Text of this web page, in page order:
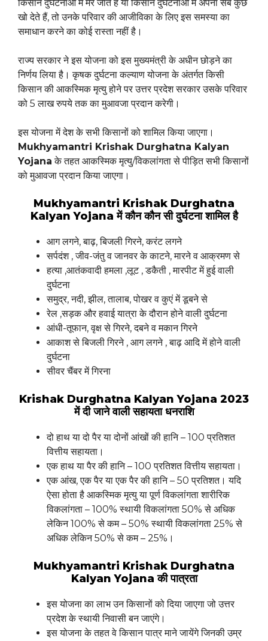
किसान दुर्घटनाओं में मर जाते हैं या किसान दुर्घटनाओं में अपना सब कुछ
खो देते हैं, तो उनके परिवार की आजीविका के लिए इस समस्या का
समाधान करने का कोई रास्ता नहीं है।
राज्य सरकार ने इस योजना को इस मुख्यमंत्री के अधीन छोड़ने का
निर्णय लिया है। कृषक दुर्घटना कल्याण योजना के अंतर्गत किसी
किसान की आकस्मिक मृत्यु होने पर उत्तर प्रदेश सरकार उसके परिवार
को 5 लाख रुपये तक का मुआवजा प्रदान करेगी।
इस योजना में देश के सभी किसानों को शामिल किया जाएगा।
Mukhyamantri Krishak Durghatna Kalyan
Yojana के तहत आकस्मिक मृत्यु/विकलांगता से पीड़ित सभी किसानों
को मुआवजा प्रदान किया जाएगा।
Mukhyamantri Krishak Durghatna
Kalyan Yojana में कौन कौन सी दुर्घटना शामिल है
आग लगने, बाढ़, बिजली गिरने, करंट लगने
सर्पदंश , जीव-जंतु व जानवर के काटने, मारने व आक्रमण से
हत्या ,आतंकवादी हमला ,लूट , डकैती , मारपीट में हुई वाली
दुर्घटना
समुद्र, नदी, झील, तालाब, पोखर व कुएं में डूबने से
रेल ,सड़क और हवाई यात्रा के दौरान होने वाली दुर्घटना
आंधी-तूफान, वृक्ष से गिरने, दबने व मकान गिरने
आकाश से बिजली गिरने , आग लगने , बाढ़ आदि में होने वाली
दुर्घटना
सीवर चैंबर में गिरना
Krishak Durghatna Kalyan Yojana 2023
में दी जाने वाली सहायता धनराशि
दो हाथ या दो पैर या दोनों आंखों की हानि – 100 प्रतिशत
वित्तीय सहायता।
एक हाथ या पैर की हानि – 100 प्रतिशत वित्तीय सहायता।
एक आंख, एक पैर या एक पैर की हानि – 50 प्रतिशत। यदि
ऐसा होता है आकस्मिक मृत्यु या पूर्ण विकलांगता शारीरिक
विकलांगता – 100% स्थायी विकलांगता 50% से अधिक
लेकिन 100% से कम – 50% स्थायी विकलांगता 25% से
अधिक लेकिन 50% से कम – 25%।
Mukhyamantri Krishak Durghatna
Kalyan Yojana की पात्रता
इस योजना का लाभ उन किसानों को दिया जाएगा जो उत्तर
प्रदेश के स्थायी निवासी बन जाएंगे।
इस योजना के तहत वे किसान पात्र माने जायेंगे जिनकी उम्र